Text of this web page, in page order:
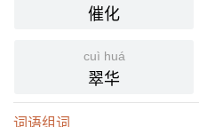
催化
cuì huá
翠华
词语组词